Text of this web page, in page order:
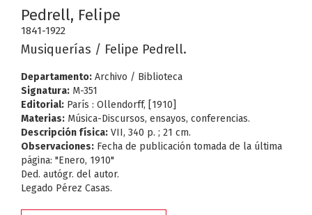
Pedrell, Felipe
1841-1922
Musiquerías / Felipe Pedrell.
Departamento: Archivo / Biblioteca
Signatura: M-351
Editorial: París : Ollendorff, [1910]
Materias: Música-Discursos, ensayos, conferencias.
Descripción física: VII, 340 p. ; 21 cm.
Observaciones: Fecha de publicación tomada de la última
página: "Enero, 1910"
Ded. autógr. del autor.
Legado Pérez Casas.